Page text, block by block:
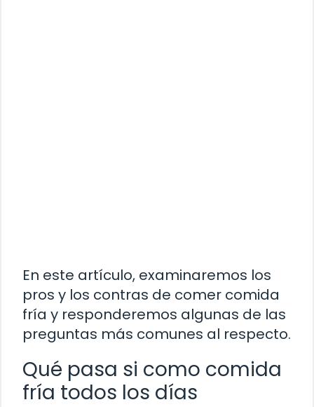
En este artículo, examinaremos los
pros y los contras de comer comida
fría y responderemos algunas de las
preguntas más comunes al respecto.
Qué pasa si como comida
fría todos los días